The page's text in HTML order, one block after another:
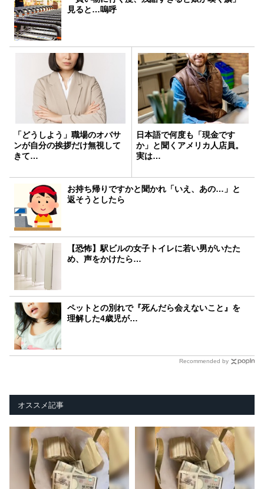
見ると…嗚呼
「どうしよう」職場のオバサ
ンが自分の挨拶だけ無視して
きて…
日本語で何度も「現金です
か」と聞くアメリカ人店員。
実は…
お持ち帰りですかと聞かれ「いえ、あの…」と
返そうとしたら
【恐怖】駅ビルの女子トイレに若い男がいたた
め、声をかけたら…
ペットとの別れで『死んだら会えないこと』を
理解した4歳児が…
Recommended by
オススメ記事